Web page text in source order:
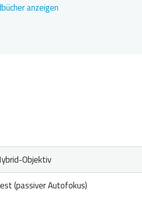
anzeigen
Objektiv
(passiver Autofokus)